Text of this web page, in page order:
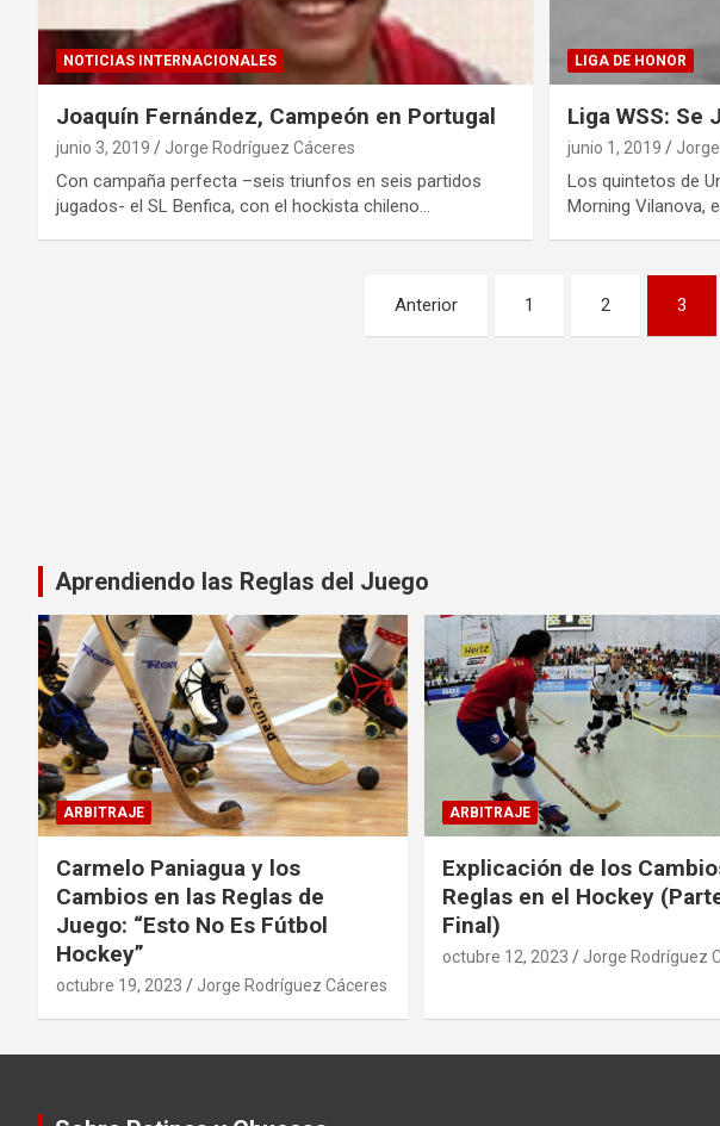
NOTICIAS INTERNACIONALES
Joaquín Fernández, Campeón en Portugal
junio 3, 2019 Jorge Rodríguez Cáceres
Con campaña perfecta –seis triunfos en seis partidos
jugados- el SL Benfica, con el hockista chileno…
LIGA DE HONOR
Liga WSS: Se
junio 1, 2019
Los quintetos de
Morning Vilanova,
Anterior 1 2 3
Aprendiendo las Reglas del Juego
ARBITRAJE
Carmelo Paniagua y los
Cambios en las Reglas de
Juego: “Esto No Es Fútbol
Hockey”
octubre 19, 2023 Jorge Rodríguez Cáceres
ARBITRAJE
Explicación de los
Reglas en el Hockey
Final)
octubre 12, 2023 Jorge Rodríguez